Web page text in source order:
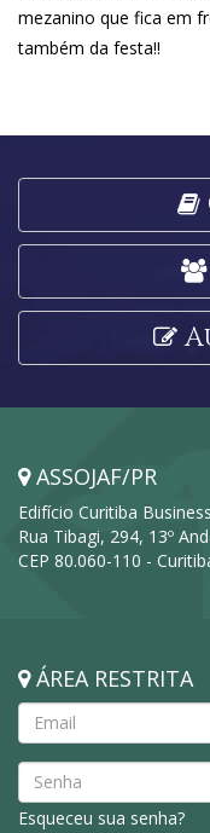
mezanino que fica em
também da festa!!
ASSOJAF/PR
Edifício Curitiba
Rua Tibagi, 294, 13º
CEP 80.060-110 -
ÁREA RESTRITA
Esqueceu sua senha?